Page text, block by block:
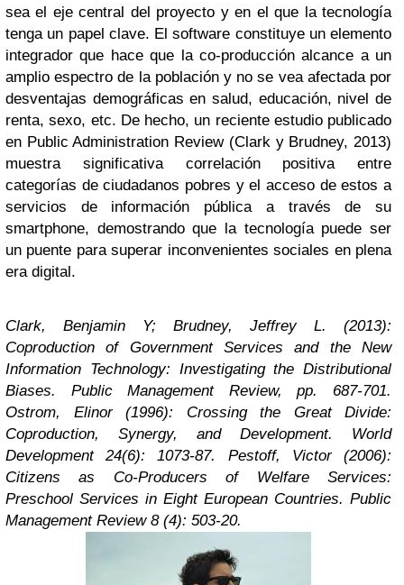
sea el eje central del proyecto y en el que la tecnología
tenga un papel clave. El software constituye un elemento
integrador que hace que la co-producción alcance a un
amplio espectro de la población y no se vea afectada por
desventajas demográficas en salud, educación, nivel de
renta, sexo, etc. De hecho, un reciente estudio publicado
en Public Administration Review (Clark y Brudney, 2013)
muestra significativa correlación positiva entre
categorías de ciudadanos pobres y el acceso de estos a
servicios de información pública a través de su
smartphone, demostrando que la tecnología puede ser
un puente para superar inconvenientes sociales en plena
era digital.
Clark, Benjamin Y; Brudney, Jeffrey L. (2013):
Coproduction of Government Services and the New
Information Technology: Investigating the Distributional
Biases. Public Management Review, pp. 687-701.
Ostrom, Elinor (1996): Crossing the Great Divide:
Coproduction, Synergy, and Development. World
Development 24(6): 1073-87.
Pestoff, Victor (2006):
Citizens as Co-Producers of Welfare Services:
Preschool Services in Eight European Countries. Public
Management Review 8 (4): 503-20.